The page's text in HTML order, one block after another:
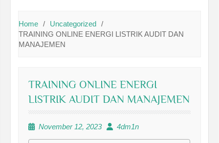
Home
Uncategorized
TRAINING ONLINE ENERGI LISTRIK AUDIT DAN
MANAJEMEN
TRAINING ONLINE ENERGI
LISTRIK AUDIT DAN MANAJEMEN
November 12, 2023 4dm1n